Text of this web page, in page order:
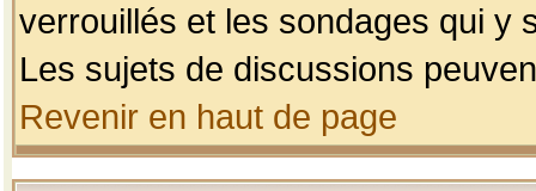
verrouillés et les sondages qui y
Les sujets de discussions
Revenir en haut de page